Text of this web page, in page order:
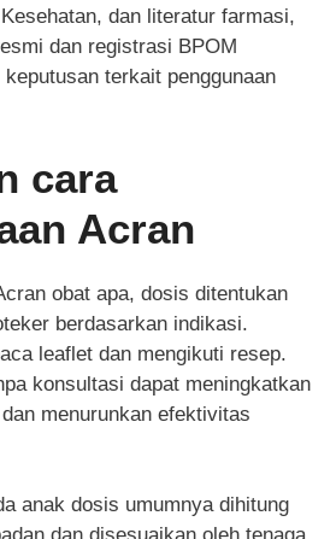
dan literatur farmasi,
dan registrasi BPOM
terkait penggunaan
cara
Acran
obat apa, dosis ditentukan
berdasarkan indikasi.
leaflet dan mengikuti resep.
konsultasi dapat meningkatkan
menurunkan efektivitas
anak dosis umumnya dihitung